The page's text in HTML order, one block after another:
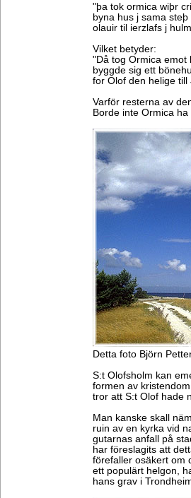
"þa tok ormica wiþr
byna hus j sama
olauir til ierzlafs j
Vilket betyder:
"Då tog Ormica emot
byggde sig ett
for Olof den helige
Varför resterna av
Borde inte Ormica
Detta foto Björn
S:t Olofsholm kan
formen av
tror att S:t Olof hade
Man kanske skall
ruin av en kyrka vid
gutarnas anfall på
har föreslagits att
förefaller osäkert om
ett populärt helgon,
hans grav i